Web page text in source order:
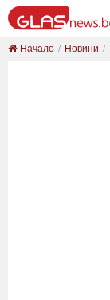
Начало Новини